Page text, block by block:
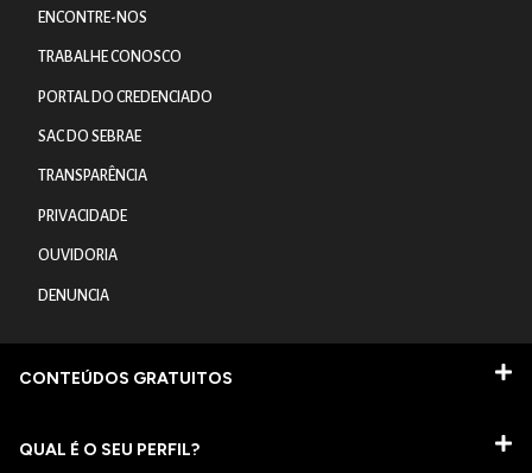
ENCONTRE-NOS
TRABALHE CONOSCO
PORTAL DO CREDENCIADO
SAC DO SEBRAE
TRANSPARÊNCIA
PRIVACIDADE
OUVIDORIA
DENUNCIA
CONTEÚDOS GRATUITOS
QUAL É O SEU PERFIL?